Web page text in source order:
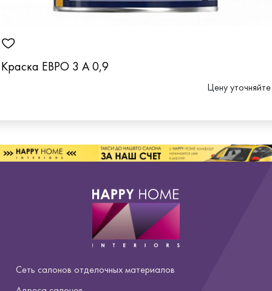
Краска ЕВРО 3 А 0,9
Цену уточняйте
Сеть салонов отделочных материалов